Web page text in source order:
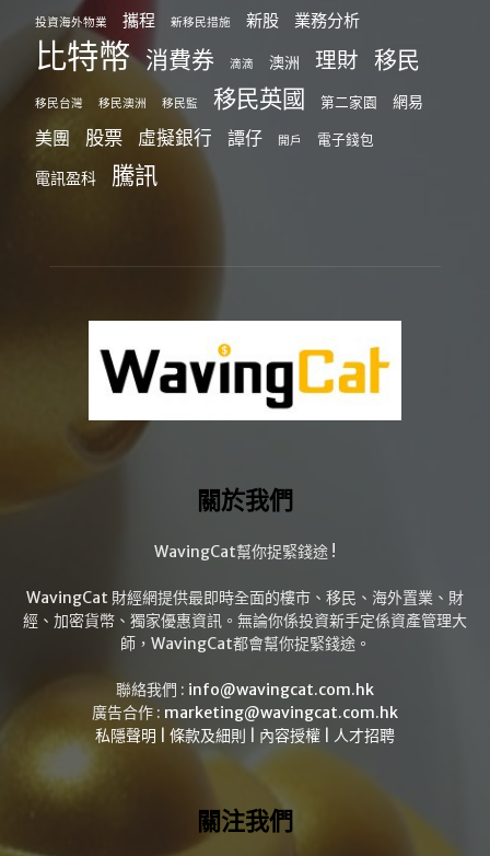
投資海外物業 攜程 新移民措施 新股 業務分析
比特幣 消費券 滴滴 澳洲 理財 移民
移民台灣 移民澳洲 移民監 移民英國 第二家園 網易
美團 股票 虛擬銀行 譚仔 開戶 電子錢包
電訊盈科 騰訊
關於我們
WavingCat幫你捉緊錢途 !
WavingCat 財經網提供最即時全面的樓市、移民、海外置業、財
經、加密貨幣、獨家優惠資訊。無論你係投資新手定係資產管理大
師，WavingCat都會幫你捉緊錢途。
聯絡我們 : info@wavingcat.com.hk
廣告合作 : marketing@wavingcat.com.hk
私隱聲明
條款及細則 內容授權 人才招聘
關注我們